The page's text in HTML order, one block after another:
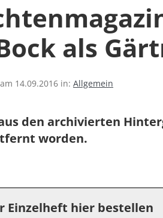
als
14.09.2016 in: Allgemein
den archivierten
worden.
Einzelheft hier bestellen